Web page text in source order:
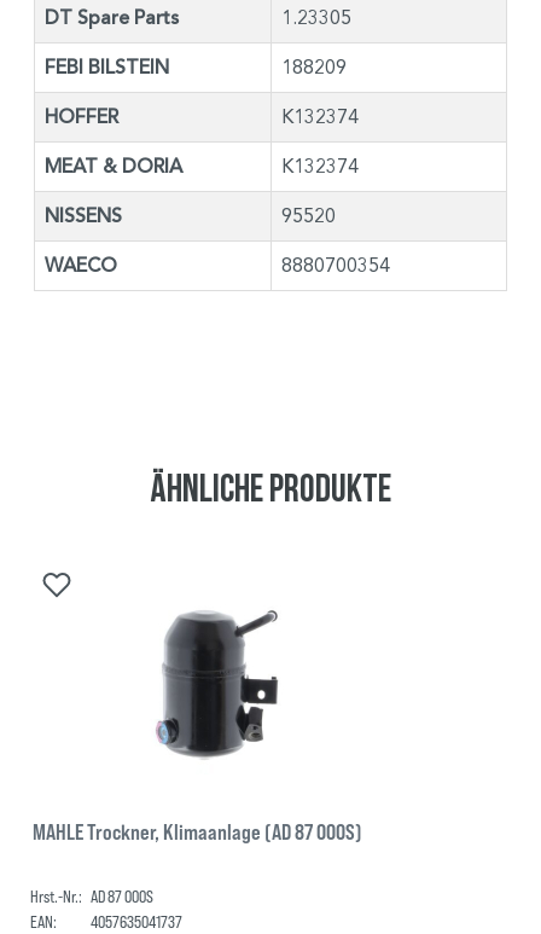
DT Spare Parts 1.23305
FEBI BILSTEIN 188209
HOFFER K132374
MEAT & DORIA K132374
NISSENS 95520
WAECO 8880700354
Ähnliche Produkte
MAHLE Trockner, Klimaanlage (AD 87 000S)
Hrst.-Nr.: AD 87 000S
EAN:
4057635041737